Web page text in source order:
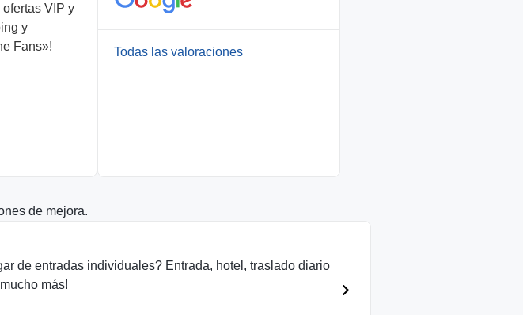
VIP y
y
Fans»!
Todas las valoraciones
de mejora.
de entradas individuales? Entrada, hotel, traslado diario
más!